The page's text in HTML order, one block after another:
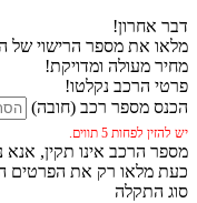
דבר אחרון!
מלאו את מספר הרישוי של
מחיר מעולה ומדויקת!
פרטי הרכב נקלטו!
הכנס מספר רכב (חובה)
יש להזין לפחות 5 תווים.
מספר הרכב אינו תקין, אנא
כעת מלאו רק את הפרטים
סוג התקלה